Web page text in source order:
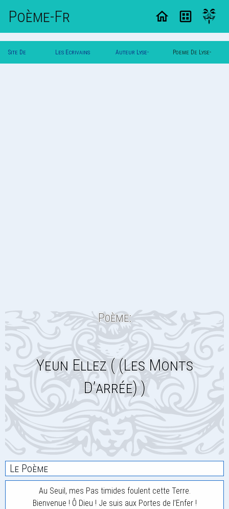
Poème-Fr
Site De Les Ecrivains Auteur Lyse- Poeme De Lyse-
Poème:
Yeun Ellez ( (Les Monts
D’arrée) )
Le Poème
Au Seuil, mes Pas timides foulent cette Terre.
Bienvenue ! Ô Dieu ! Je suis aux Portes de l’Enfer !